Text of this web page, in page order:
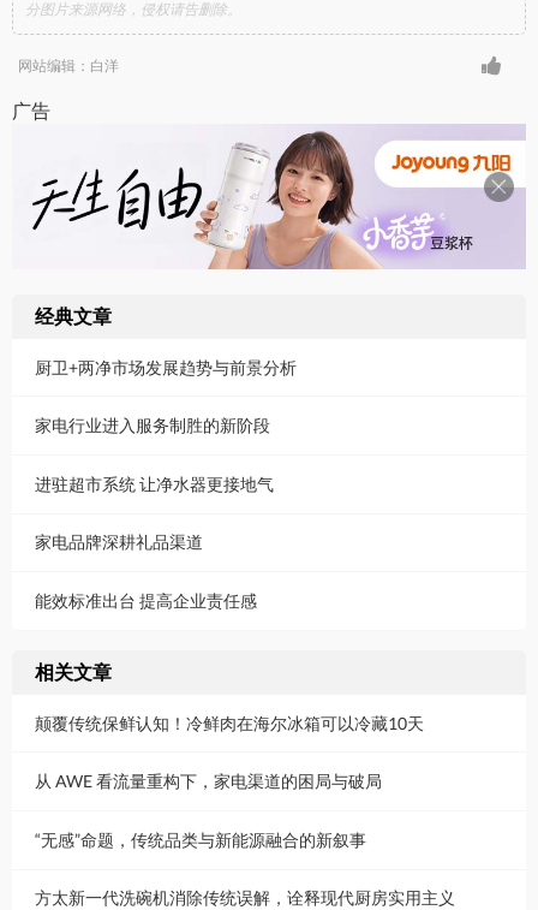
分图片来源网络，侵权请告删除。
网站编辑：白洋
广告
经典文章
厨卫+两净市场发展趋势与前景分析
家电行业进入服务制胜的新阶段
进驻超市系统 让净水器更接地气
家电品牌深耕礼品渠道
能效标准出台 提高企业责任感
相关文章
颠覆传统保鲜认知！冷鲜肉在海尔冰箱可以冷藏10天
从 AWE 看流量重构下，家电渠道的困局与破局
“无感”命题，传统品类与新能源融合的新叙事
方太新一代洗碗机消除传统误解，诠释现代厨房实用主义